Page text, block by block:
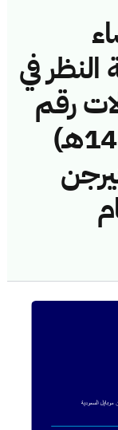
النظر في
رقم
(43114546/ق/1444هـ)